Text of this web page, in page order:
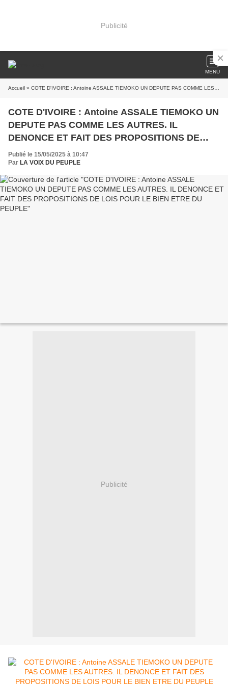
Publicité
MENU
Accueil » COTE D'IVOIRE : Antoine ASSALE TIEMOKO UN DEPUTE PAS COMME LES AUTRES. IL DENONCE ET FAIT DES PROPOSITIONS DE LOIS POUR LE BIEN ETRE DU PEUPLE
COTE D'IVOIRE : Antoine ASSALE TIEMOKO UN
DEPUTE PAS COMME LES AUTRES. IL
DENONCE ET FAIT DES PROPOSITIONS DE
LOIS POUR LE BIEN ETRE DU PEUPLE
Publié le 15/05/2025 à 10:47
Par LA VOIX DU PEUPLE
Publicité